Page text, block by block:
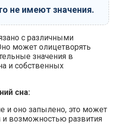
не имеют значения.
с различными
может олицетворять
значения в
и собственных
сна:
и оно запылено, это может
возможностью развития